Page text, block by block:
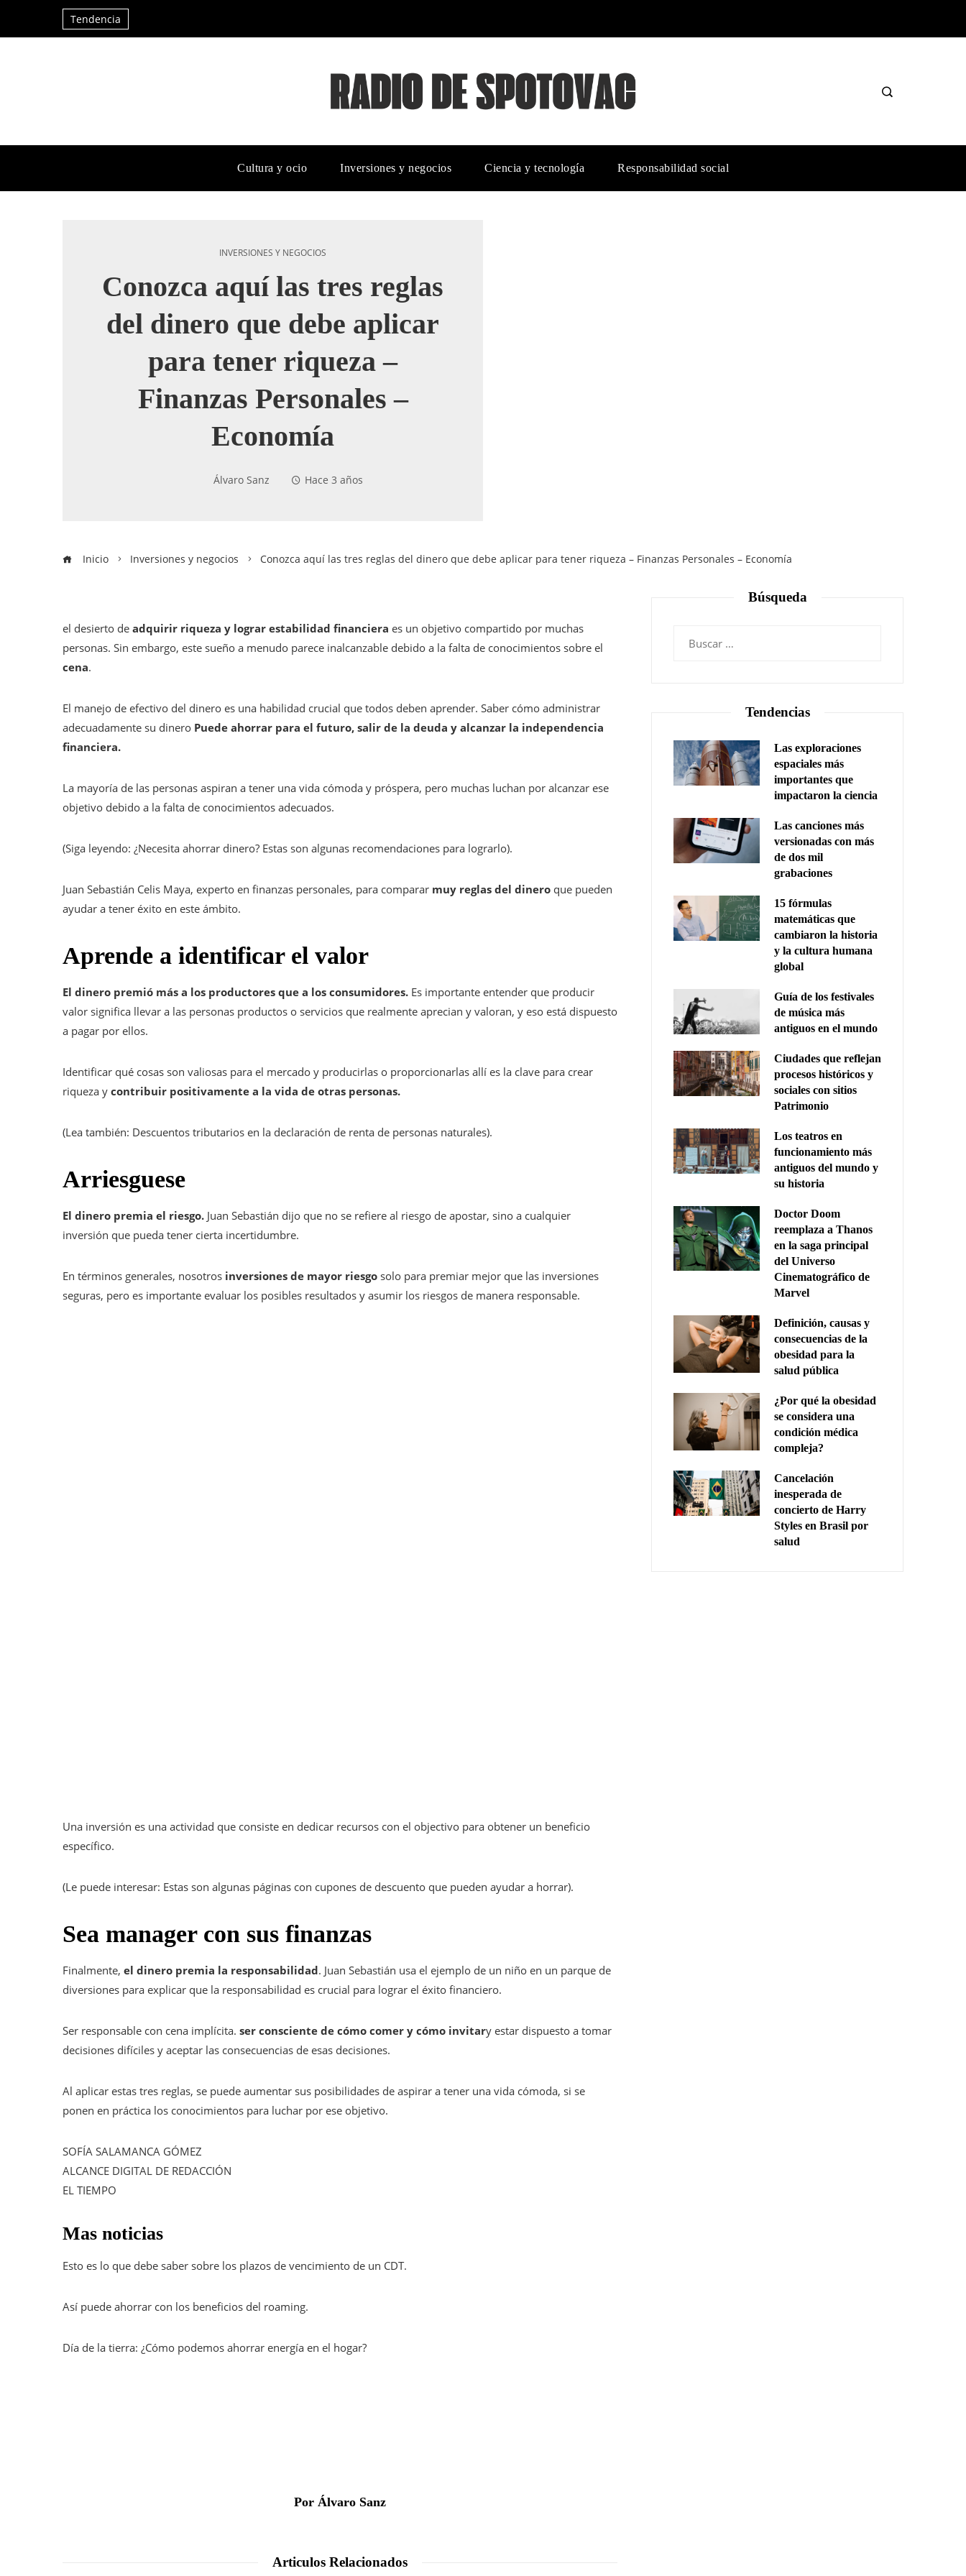
Tendencia
Cultura y ocio Inversiones y negocios Ciencia y tecnología Responsabilidad social
INVERSIONES Y NEGOCIOS
Conozca aquí las tres reglas
del dinero que debe aplicar
para tener riqueza –
Finanzas Personales –
Economía
Álvaro Sanz Hace 3 años
Inicio Inversiones y negocios Conozca aquí las tres reglas del dinero que debe aplicar para tener riqueza – Finanzas Personales – Economía
el desierto de adquirir riqueza y lograr estabilidad financiera es un objetivo compartido por muchas
personas. Sin embargo, este sueño a menudo parece inalcanzable debido a la falta de conocimientos sobre el
cena.
El manejo de efectivo del dinero es una habilidad crucial que todos deben aprender. Saber cómo administrar
adecuadamente su dinero Puede ahorrar para el futuro, salir de la deuda y alcanzar la independencia
financiera.
La mayoría de las personas aspiran a tener una vida cómoda y próspera, pero muchas luchan por alcanzar ese
objetivo debido a la falta de conocimientos adecuados.
(Siga leyendo: ¿Necesita ahorrar dinero? Estas son algunas recomendaciones para lograrlo).
Juan Sebastián Celis Maya, experto en finanzas personales, para comparar muy reglas del dinero que pueden
ayudar a tener éxito en este ámbito.
Aprende a identificar el valor
El dinero premió más a los productores que a los consumidores. Es importante entender que producir
valor significa llevar a las personas productos o servicios que realmente aprecian y valoran, y eso está dispuesto
a pagar por ellos.
Identificar qué cosas son valiosas para el mercado y producirlas o proporcionarlas allí es la clave para crear
riqueza y contribuir positivamente a la vida de otras personas.
(Lea también: Descuentos tributarios en la declaración de renta de personas naturales).
Arriesguese
El dinero premia el riesgo. Juan Sebastián dijo que no se refiere al riesgo de apostar, sino a cualquier
inversión que pueda tener cierta incertidumbre.
En términos generales, nosotros inversiones de mayor riesgo solo para premiar mejor que las inversiones
seguras, pero es importante evaluar los posibles resultados y asumir los riesgos de manera responsable.
Una inversión es una actividad que consiste en dedicar recursos con el objectivo para obtener un beneficio
específico.
(Le puede interesar: Estas son algunas páginas con cupones de descuento que pueden ayudar a horrar).
Sea manager con sus finanzas
Finalmente, el dinero premia la responsabilidad. Juan Sebastián usa el ejemplo de un niño en un parque de
diversiones para explicar que la responsabilidad es crucial para lograr el éxito financiero.
Ser responsable con cena implícita. ser consciente de cómo comer y cómo invitary estar dispuesto a tomar
decisiones difíciles y aceptar las consecuencias de esas decisiones.
Al aplicar estas tres reglas, se puede aumentar sus posibilidades de aspirar a tener una vida cómoda, si se
ponen en práctica los conocimientos para luchar por ese objetivo.
SOFÍA SALAMANCA GÓMEZ
ALCANCE DIGITAL DE REDACCIÓN
EL TIEMPO
Mas noticias
Esto es lo que debe saber sobre los plazos de vencimiento de un CDT.
Así puede ahorrar con los beneficios del roaming.
Día de la tierra: ¿Cómo podemos ahorrar energía en el hogar?
Por Álvaro Sanz
Articulos Relacionados
Búsqueda
Tendencias
Las exploraciones
espaciales más
importantes que
impactaron la ciencia
Las canciones más
versionadas con más
de dos mil
grabaciones
15 fórmulas
matemáticas que
cambiaron la historia
y la cultura humana
global
Guía de los festivales
de música más
antiguos en el mundo
Ciudades que reflejan
procesos históricos y
sociales con sitios
Patrimonio
Los teatros en
funcionamiento más
antiguos del mundo y
su historia
Doctor Doom
reemplaza a Thanos
en la saga principal
del Universo
Cinematográfico de
Marvel
Definición, causas y
consecuencias de la
obesidad para la
salud pública
¿Por qué la obesidad
se considera una
condición médica
compleja?
Cancelación
inesperada de
concierto de Harry
Styles en Brasil por
salud